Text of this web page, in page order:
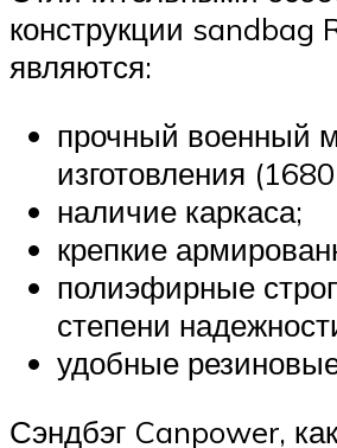
конструкции sandbag
являются:
прочный военный
изготовления
наличие каркаса;
крепкие
полиэфирные
степени
удобные
Сэндбэг Canpower,